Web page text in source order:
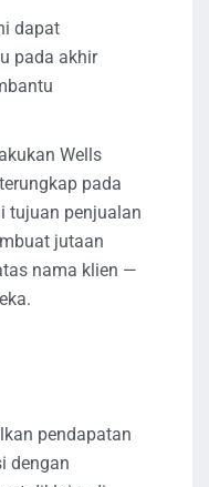
dapat
pada akhir
Wells
pada
tujuan penjualan
jutaan
nama klien —
pendapatan
dengan